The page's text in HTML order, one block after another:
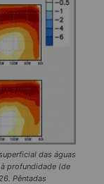
das águas
profundidade (de
Pêntadas